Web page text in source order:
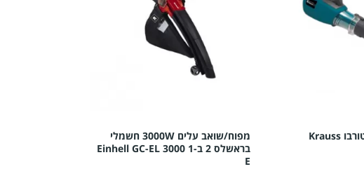
מפוח עלים 3000W טורבו Krauss
מפוח/שואב עלים 3000W חשמלי
בראשלס 2 ב-1 Einhell GC-EL 3000
E